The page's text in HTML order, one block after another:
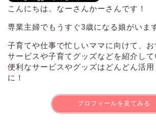
こんにちは。なーさんかーさんです！
専業主婦でもうすぐ3歳になる娘がいま
子育てや仕事で忙しいママに向けて、
サービスや子育てグッズなどを紹介して
便利なサービスやグッズはどんどん活
に！
プロフィールを見てみる